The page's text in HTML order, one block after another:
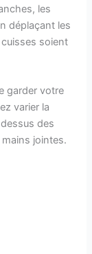
les
déplaçant les
cuisses soient
garder votre
varier la
des
jointes.